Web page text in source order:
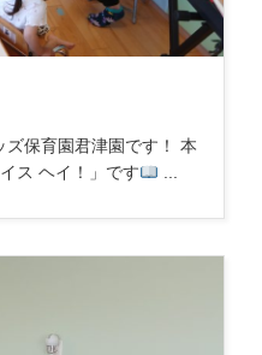
ズ保育園君津園です！ 本
ス ヘイ！」です